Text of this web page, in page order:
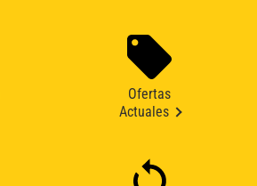
Ofertas
Actuales